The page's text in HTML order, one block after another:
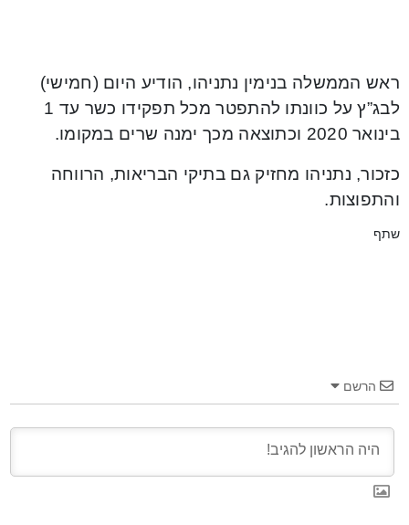
ראש הממשלה בנימין נתניהו, הודיע היום (חמישי)
לבג”ץ על כוונתו להתפטר מכל תפקידו כשר עד 1
בינואר 2020 וכתוצאה מכך ימנה שרים במקומו.
כזכור, נתניהו מחזיק גם בתיקי הבריאות, הרווחה
והתפוצות.
שתף
הרשם